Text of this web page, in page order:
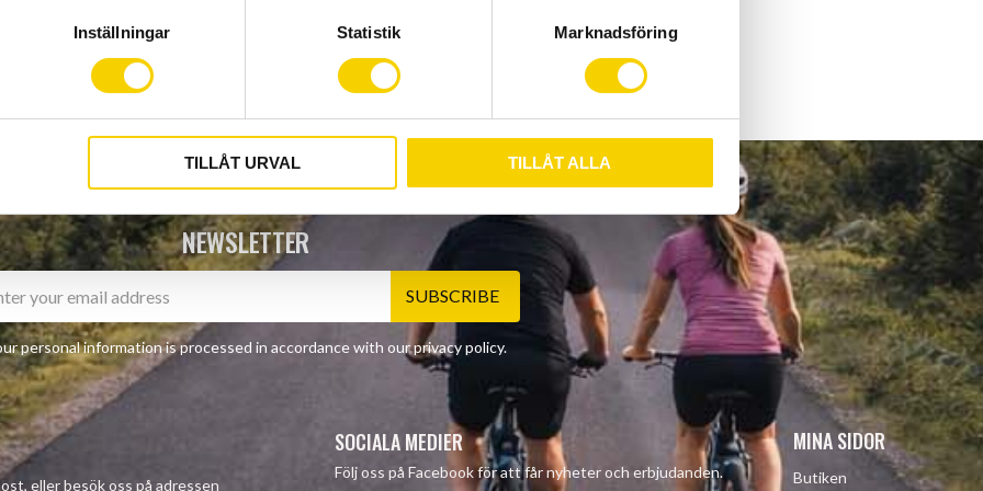
Inställningar Statistik Marknadsföring
TILLÅT URVAL TILLÅT ALLA
NEWSLETTER
SUBSCRIBE
personal information is processed in accordance with ourprivacy policy.
eller besök oss på adressen
SOCIALA MEDIER
Följ oss på Facebook för att får nyheter och erbjudanden.
MINA SIDOR
Butiken